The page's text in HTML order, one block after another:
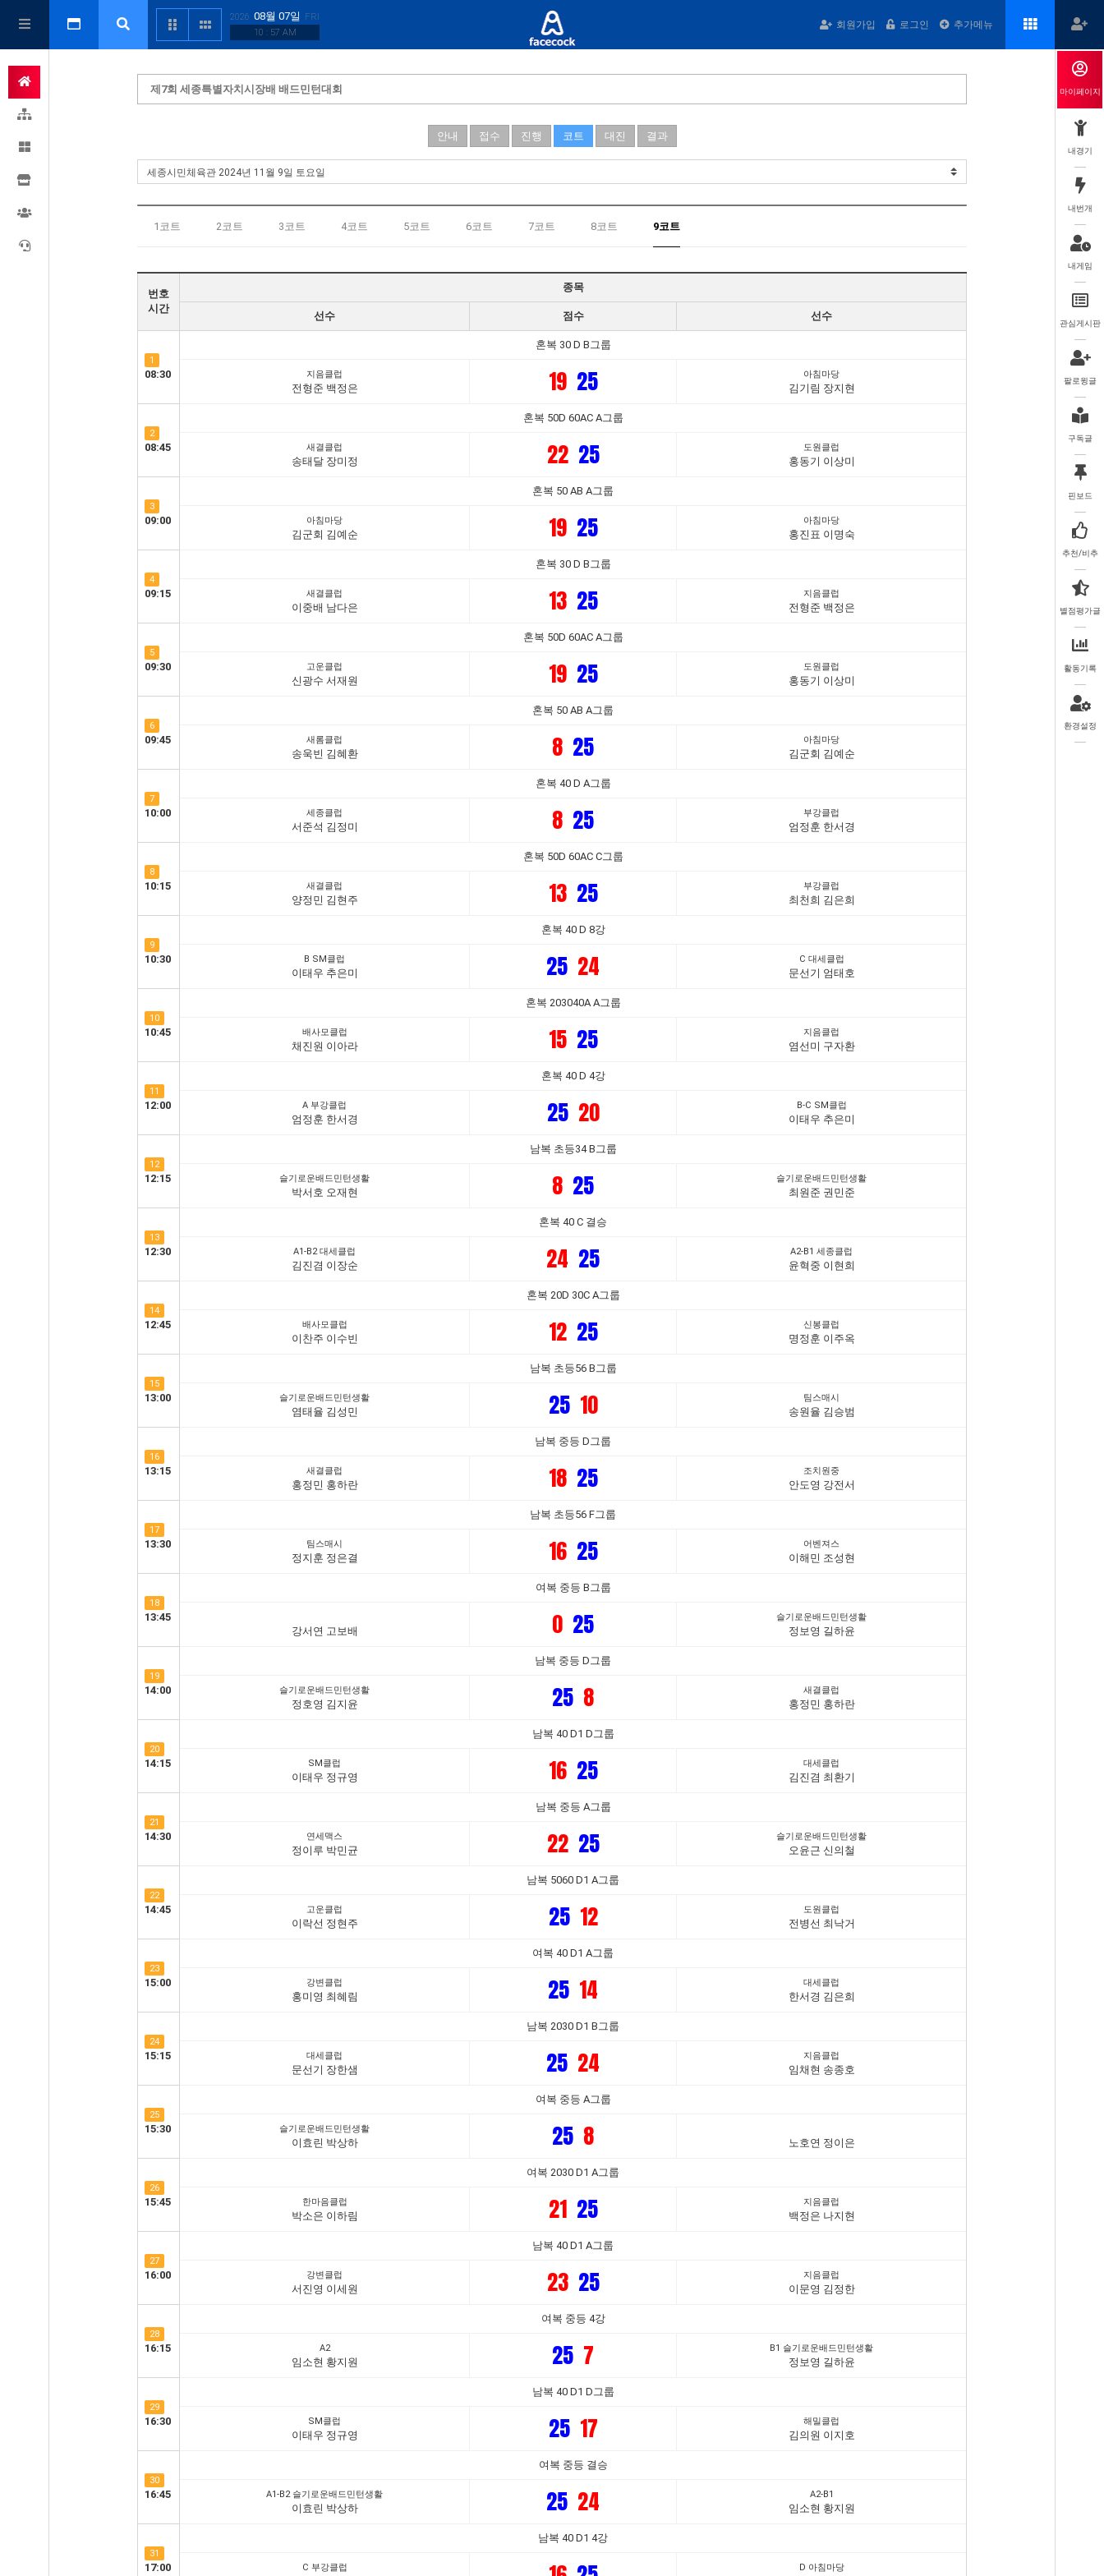
2026 08월 07일
FRI
10 : 58 AM
회원가입 로그인 추가메뉴
제7회 세종특별자치시장배 배드민턴대회
안내 접수 진행 코트 대진 결과
1코트 2코트 3코트 4코트 5코트 6코트 7코트 8코트 9코트
번호
시간
종목
선수 점수 선수
1
08:30
혼복 30 D B그룹
지음클럽
전형준 백정은 19 25 아침마당
김기림 장지현
2
08:45
혼복 50D 60AC A그룹
새결클럽
송태달 장미정 22 25 도원클럽
홍동기 이상미
3
09:00
혼복 50 AB A그룹
아침마당
김군회 김예순 19 25 아침마당
홍진표 이명숙
4
09:15
혼복 30 D B그룹
새결클럽
이중배 남다은 13 25 지음클럽
전형준 백정은
5
09:30
혼복 50D 60AC A그룹
고운클럽
신광수 서재원 19 25 도원클럽
홍동기 이상미
6
09:45
혼복 50 AB A그룹
새롬클럽
송욱빈 김혜환 8 25 아침마당
김군회 김예순
7
10:00
혼복 40 D A그룹
세종클럽
서준석 김정미 8 25 부강클럽
엄정훈 한서경
8
10:15
혼복 50D 60AC C그룹
새결클럽
양정민 김현주 13 25 부강클럽
최천희 김은희
9
10:30
혼복 40 D 8강
B SM클럽
이태우 추은미 25 24 C 대세클럽
문선기 엄태호
10
10:45
혼복 203040A A그룹
배사모클럽
채진원 이아라 15 25 지음클럽
염선미 구자환
11
12:00
혼복 40 D 4강
A 부강클럽
엄정훈 한서경 25 20 B-C SM클럽
이태우 추은미
12
12:15
남복 초등34 B그룹
슬기로운배드민턴생활
박서호 오재현 8 25 슬기로운배드민턴생활
최원준 권민준
13
12:30
혼복 40 C 결승
A1-B2 대세클럽
김진겸 이장순 24 25 A2-B1 세종클럽
윤혁중 이현희
14
12:45
혼복 20D 30C A그룹
배사모클럽
이찬주 이수빈 12 25 신봉클럽
명정훈 이주옥
15
13:00
남복 초등56 B그룹
슬기로운배드민턴생활
염태율 김성민 25 10 팀스매시
송원율 김승범
16
13:15
남복 중등 D그룹
새결클럽
홍정민 홍하란 18 25 조치원중
안도영 강전서
17
13:30
남복 초등56 F그룹
팀스매시
정지훈 정은결 16 25 어벤져스
이해민 조성현
18
13:45
여복 중등 B그룹
강서연 고보배 0 25 슬기로운배드민턴생활
정보영 길하윤
19
14:00
남복 중등 D그룹
슬기로운배드민턴생활
정호영 김지윤 25 8 새결클럽
홍정민 홍하란
20
14:15
남복 40 D1 D그룹
SM클럽
이태우 정규영 16 25 대세클럽
김진겸 최환기
21
14:30
남복 중등 A그룹
연세맥스
정이루 박민균 22 25 슬기로운배드민턴생활
오윤근 신의철
22
14:45
남복 5060 D1 A그룹
고운클럽
이락선 정현주 25 12 도원클럽
전병선 최낙거
23
15:00
여복 40 D1 A그룹
강변클럽
홍미영 최혜림 25 14 대세클럽
한서경 김은희
24
15:15
남복 2030 D1 B그룹
대세클럽
문선기 장한샘 25 24 지음클럽
임채현 송종호
25
15:30
여복 중등 A그룹
슬기로운배드민턴생활
이효린 박상하 25 8 노호연 정이은
26
15:45
여복 2030 D1 A그룹
한마음클럽
박소은 이하림 21 25 지음클럽
백정은 나지현
27
16:00
남복 40 D1 A그룹
강변클럽
서진영 이세원 23 25 지음클럽
이문영 김정한
28
16:15
여복 중등 4강
A2
임소현 황지원 25 7 B1 슬기로운배드민턴생활
정보영 길하윤
29
16:30
남복 40 D1 D그룹
SM클럽
이태우 정규영 25 17 해밀클럽
김의원 이지호
30
16:45
여복 중등 결승
A1-B2 슬기로운배드민턴생활
이효린 박상하 25 24 A2-B1
임소현 황지원
31
17:00
남복 40 D1 4강
C 부강클럽 D 아침마당
마이페이지
내경기
내번개
내게임
관심게시판
팔로윙글
구독글
핀보드
추천/비추
별점평가글
활동기록
환경설정